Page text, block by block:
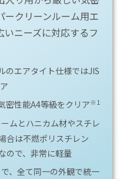
ークリーンルーム用エ
ニーズに対応するフ
のエアタイト仕様ではJIS
密性能A4等級をクリア※1
ムとハニカム材やスチレ
合は不燃ポリスチレン
ので、非常に軽量
、全て同一の外観で統一